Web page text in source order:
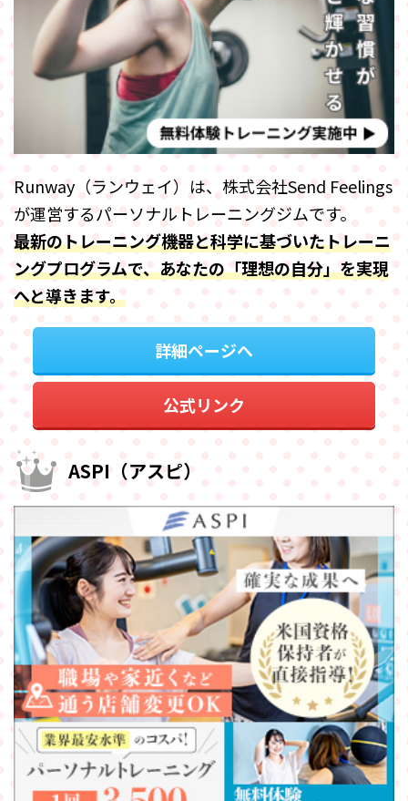
Runway（ランウェイ）は、株式会社Send Feelings
が運営するパーソナルトレーニングジムです。
最新のトレーニング機器と科学に基づいたトレーニ
ングプログラムで、あなたの「理想の自分」を実現
へと導きます。
詳細ページへ
公式リンク
ASPI（アスピ）